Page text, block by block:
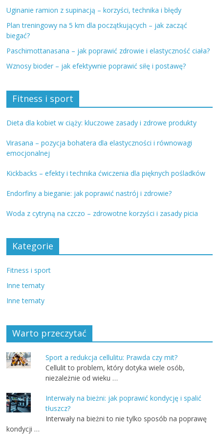
Uginanie ramion z supinacją – korzyści, technika i błędy
Plan treningowy na 5 km dla początkujących – jak zacząć
biegać?
Paschimottanasana – jak poprawić zdrowie i elastyczność ciała?
Wznosy bioder – jak efektywnie poprawić siłę i postawę?
Fitness i sport
Dieta dla kobiet w ciąży: kluczowe zasady i zdrowe produkty
Virasana – pozycja bohatera dla elastyczności i równowagi
emocjonalnej
Kickbacks – efekty i technika ćwiczenia dla pięknych pośladków
Endorfiny a bieganie: jak poprawić nastrój i zdrowie?
Woda z cytryną na czczo – zdrowotne korzyści i zasady picia
Kategorie
Fitness i sport
Inne tematy
Inne tematy
Warto przeczytać
Sport a redukcja cellulitu: Prawda czy mit?
Cellulit to problem, który dotyka wiele osób,
niezależnie od wieku …
Interwały na bieżni: jak poprawić kondycję i spalić
tłuszcz?
Interwały na bieżni to nie tylko sposób na poprawę
kondycji …